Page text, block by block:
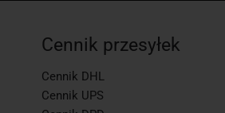
Cennik przesyłek
Cennik DHL
Cennik UPS